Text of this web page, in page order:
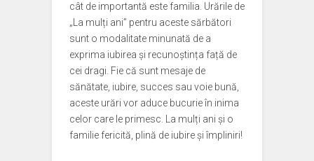
cât de importantă este familia. Urările de
„La mulți ani” pentru aceste sărbători
sunt o modalitate minunată de a
exprima iubirea și recunoștința față de
cei dragi. Fie că sunt mesaje de
sănătate, iubire, succes sau voie bună,
aceste urări vor aduce bucurie în inima
celor care le primesc. La mulți ani și o
familie fericită, plină de iubire și împliniri!